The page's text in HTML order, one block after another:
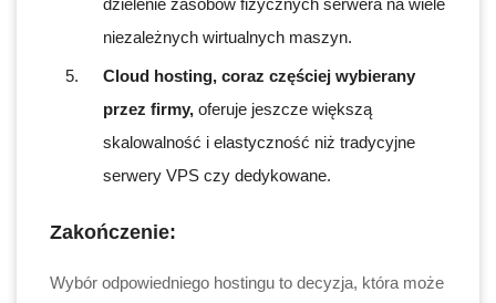
dzielenie zasobów fizycznych serwera na wiele
niezależnych wirtualnych maszyn.
Cloud hosting, coraz częściej wybierany
przez firmy, oferuje jeszcze większą
skalowalność i elastyczność niż tradycyjne
serwery VPS czy dedykowane.
Zakończenie:
Wybór odpowiedniego hostingu to decyzja, która może